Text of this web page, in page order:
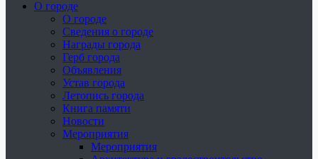
О городе
О городе
Сведения о городе
Награды города
Герб города
Объявления
Устав города
Летопись города
Книга памяти
Новости
Мероприятия
Мероприятия